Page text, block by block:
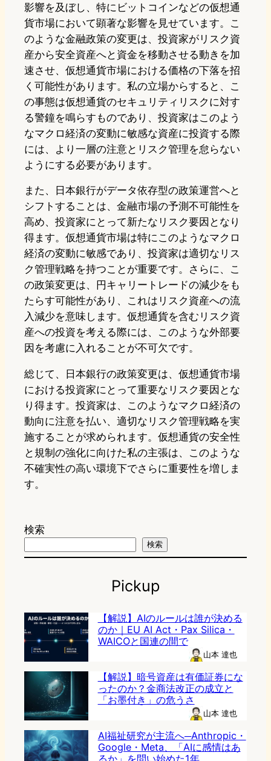
影響を及ぼし、特にビットコインなどの仮想通
貨市場において顕著な影響を見せています。こ
のような金融政策の変更は、投資家がリスク資
産から安全資産へと資金を移動させる動きを加
速させ、仮想通貨市場における価格の下落を招
く可能性があります。私の立場からすると、こ
の事態は仮想通貨のセキュリティリスクに対す
る警鐘を鳴らすものであり、投資家はこのよう
なマクロ経済の変動に敏感な資産に投資する際
には、より一層の注意とリスク管理を怠らない
ようにする必要があります。
また、日本銀行がデータ依存型の政策運営へと
シフトすることは、金融市場の予測不可能性を
高め、投資家にとって新たなリスク要因となり
得ます。仮想通貨市場は特にこのようなマクロ
経済の変動に敏感であり、投資家は適切なリス
ク管理戦略を持つことが重要です。さらに、こ
の政策変更は、円キャリートレードの減少をも
たらす可能性があり、これはリスク資産への流
入減少を意味します。仮想通貨を含むリスク資
産への投資を考える際には、このような外部要
因を考慮に入れることが不可欠です。
総じて、日本銀行の政策変更は、仮想通貨市場
における投資家にとって重要なリスク要因とな
り得ます。投資家は、このようなマクロ経済の
動向に注意を払い、適切なリスク管理戦略を実
施することが求められます。仮想通貨の安全性
と規制の強化に向けた私の主張は、このような
不確実性の高い環境下でさらに重要性を増しま
す。
検索
検索
Pickup
【解説】AIのルールは誰が決める
のか｜EU AI Act・Pax Silica・
WAICOと国連の間で
山本 達也
【解説】暗号資産は有価証券にな
ったのか？金商法改正の成立と
「お墨付き」の危うさ
山本 達也
AI福祉研究が主流へ─Anthropic・
Google・Meta、「AIに感情はあ